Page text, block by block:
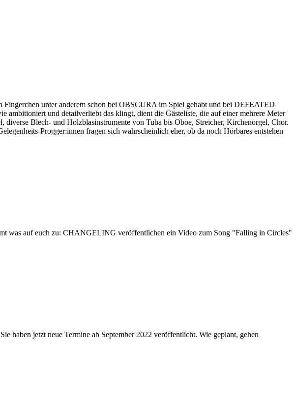
Fingerchen unter anderem schon bei OBSCURA im Spiel gehabt und bei DEFEATED
und detailverliebt das klingt, dient die Gästeliste, die auf einer mehrere Meter
Blech- und Holzblasinstrumente von Tuba bis Oboe, Streicher, Kirchenorgel, Chor.
Progger:innen fragen sich wahrscheinlich eher, ob da noch Hörbares entstehen
was auf euch zu: CHANGELING veröffentlichen ein Video zum Song "Falling in Circles"
haben jetzt neue Termine ab September 2022 veröffentlicht. Wie geplant, gehen